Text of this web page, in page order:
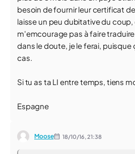
besoin de fournir leur certificat
laisse un peu dubitative du coup,
m'emcourage pas à faire
dans le doute, je le ferai, puisque
cas.
Si tu as ta LI entre temps, tiens
Espagne
Moose 18/10/16,21:38